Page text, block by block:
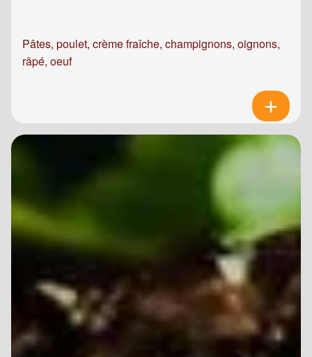
Pâtes, poulet, crème fraîche, champignons, oignons,
râpé, oeuf